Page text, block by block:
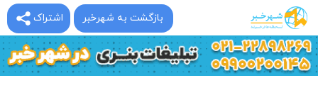
اشتراک بازگشت به شهرخبر